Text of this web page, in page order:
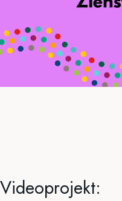
Videoprojekt: